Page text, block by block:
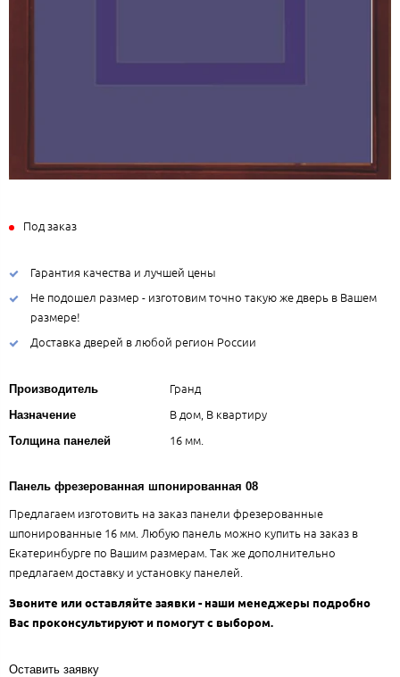
Под заказ
Гарантия качества и лучшей цены
Не подошел размер - изготовим точно такую же дверь в Вашем
размере!
Доставка дверей в любой регион России
Производитель Гранд
Назначение В дом, В квартиру
Толщина панелей 16 мм.
Панель фрезерованная шпонированная 08
Предлагаем изготовить на заказ панели фрезерованные
шпонированные 16 мм. Любую панель можно купить на заказ в
Екатеринбурге по Вашим размерам. Так же дополнительно
предлагаем доставку и установку панелей.
Звоните или оставляйте заявки - наши менеджеры подробно
Вас проконсультируют и помогут с выбором.
Оставить заявку